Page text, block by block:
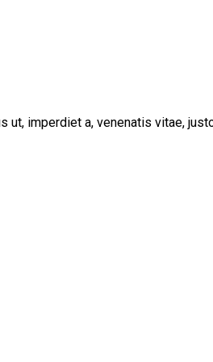
ut, imperdiet a, venenatis vitae,